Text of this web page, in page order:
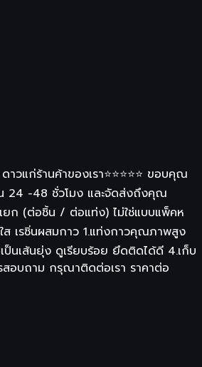
ก่ร้านค้าของเรา⭐⭐⭐⭐⭐ ขอบคุณ
24 -48 ชั่วโมง และจัดส่งถึงคุณ
ยก (ต่อชิ้น / ต่อแท่ง) ไม่ใช่แบบแพ็คห
เรซิ่นผสมกาว 1.แท่งกาวคุณภาพสูง
ป็นเส้นยุ่ง ดูเรียบร้อย ยึดติดได้ดี 4.เก็บ
สอบถาม กรุณาติดต่อเรา ราคาต่อ